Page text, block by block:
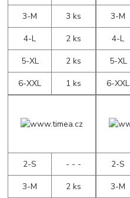
3-M
3 ks
4-L
2 ks
5-XL
2 ks
6-XXL
1 ks
3-M
4-L
5-XL
6-XXL
2-S
- - -
3-M
2 ks
2-S
3-M